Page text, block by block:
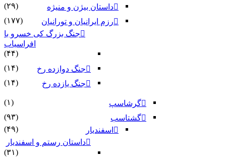
داستان بیژن و منیژه
(۲۹)
رزم ایرانیان و تورانیان
(۱۷۷)
جنگ بزرگ کی خسرو با
افراسیاب
(۴۴)
جنگ دوازده رخ
(۱۴)
جنگ یازده رخ
(۱۴)
گرشاسپ
(۱)
گشتاسب
(۹۳)
اسفندیار
(۴۹)
داستان رستم و اسفندیار
(۳۱)